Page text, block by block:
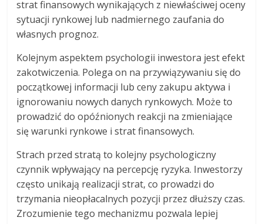
strat finansowych wynikających z niewłaściwej oceny
sytuacji rynkowej lub nadmiernego zaufania do
własnych prognoz.
Kolejnym aspektem psychologii inwestora jest efekt
zakotwiczenia. Polega on na przywiązywaniu się do
początkowej informacji lub ceny zakupu aktywa i
ignorowaniu nowych danych rynkowych. Może to
prowadzić do opóźnionych reakcji na zmieniające
się warunki rynkowe i strat finansowych.
Strach przed stratą to kolejny psychologiczny
czynnik wpływający na percepcję ryzyka. Inwestorzy
często unikają realizacji strat, co prowadzi do
trzymania nieopłacalnych pozycji przez dłuższy czas.
Zrozumienie tego mechanizmu pozwala lepiej